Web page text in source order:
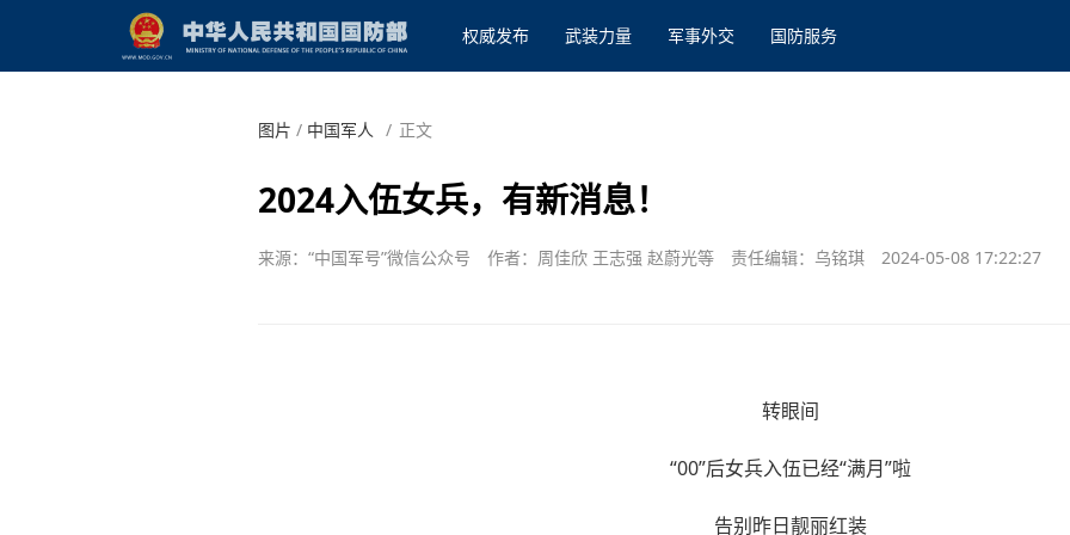
权威发布 武装力量 军事外交 国防服务
图片 / 中国军人 / 正文
2024入伍女兵，有新消息！
来源：“中国军号”微信公众号 作者：周佳欣 王志强 赵蔚光等 责任编辑：乌铭琪 2024-05-08 17:22:27
转眼间
“00”后女兵入伍已经“满月”啦
告别昨日靓丽红装